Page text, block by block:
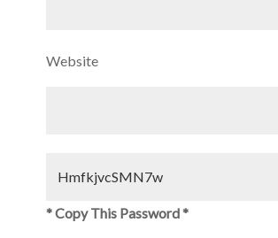
Website
* Copy This Password *